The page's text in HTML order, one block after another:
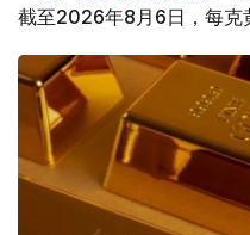
截至2026年8月6日，每克